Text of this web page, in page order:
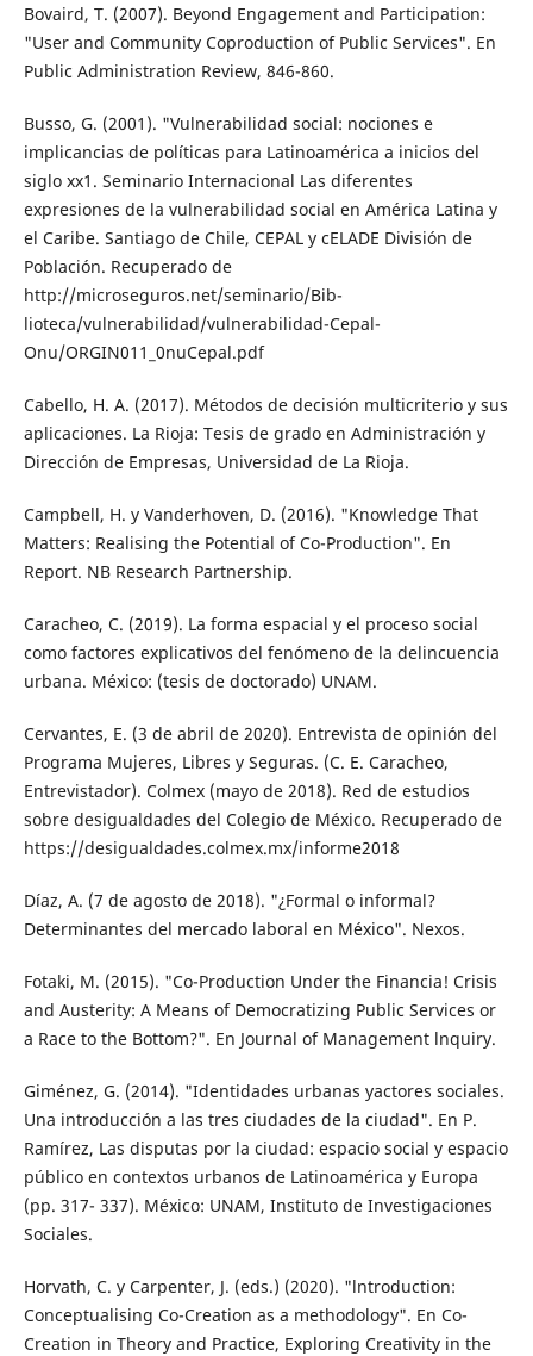
Bovaird, T. (2007). Beyond Engagement and Participation:
"User and Community Co­production of Public Services". En
Public Administration Review, 846-860.
Busso, G. (2001). "Vulnerabilidad social: no­ciones e
implicancias de políticas para Latinoamérica a inicios del
siglo xx1. Seminario Internacional Las diferentes
expresiones de la vulnerabilidad social en América Latina y
el Caribe. Santiago de Chile, CEPAL y cE­LADE División de
Población. Recuperado de
http://microseguros.net/seminario/Bib­
lioteca/vulnerabilidad/vulnerabilidad-Ce­pal-
Onu/ORGIN011_0nuCepal.pdf
Cabello, H. A. (2017). Métodos de decisión multicriterio y sus
aplicaciones. La Rioja: Tesis de grado en Administración y
Direc­ción de Empresas, Universidad de La Rioja.
Campbell, H. y Vanderhoven, D. (2016). "Knowledge That
Matters: Realising the Potential of Co-Production". En
Report. NB Research Partnership.
Caracheo, C. (2019). La forma espacial y el proceso social
como factores explicativos del fenómeno de la delincuencia
urbana. México: (tesis de doctorado) UNAM.
Cervantes, E. (3 de abril de 2020). Entrevista de opinión del
Programa Mujeres, Libres y Seguras. (C. E. Caracheo,
Entrevistador). Colmex (mayo de 2018). Red de estudios
sobre desigualdades del Colegio de México. Re­cuperado de
https://desigualdades.colmex.mx/informe2018
Díaz, A. (7 de agosto de 2018). "¿Formal o in­formal?
Determinantes del mercado laboral en México". Nexos.
Fotaki, M. (2015). "Co-Production Under the Financia! Crisis
and Austerity: A Means of Democratizing Public Services or
a Race to the Bottom?". En Journal of Management lnquiry.
Giménez, G. (2014). "Identidades urbanas yac­tores sociales.
Una introducción a las tres ciudades de la ciudad". En P.
Ramírez, Las disputas por la ciudad: espacio social y espacio
público en contextos urbanos de Latinoamérica y Europa
(pp. 317- 337). México: UNAM, Instituto de Investigaciones
Sociales.
Horvath, C. y Carpenter, J. (eds.) (2020). "ln­troduction:
Conceptualising Co-Creation as a methodology". En Co-
Creation in Theory and Practice, Exploring Creativity in the